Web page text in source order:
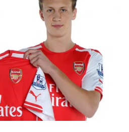
Infographic
Shorts video
VTV Thể thao
Bất động sản